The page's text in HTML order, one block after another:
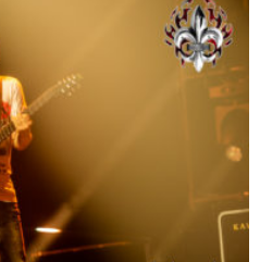
Énorme succès pour Muse et ses shows au Québec